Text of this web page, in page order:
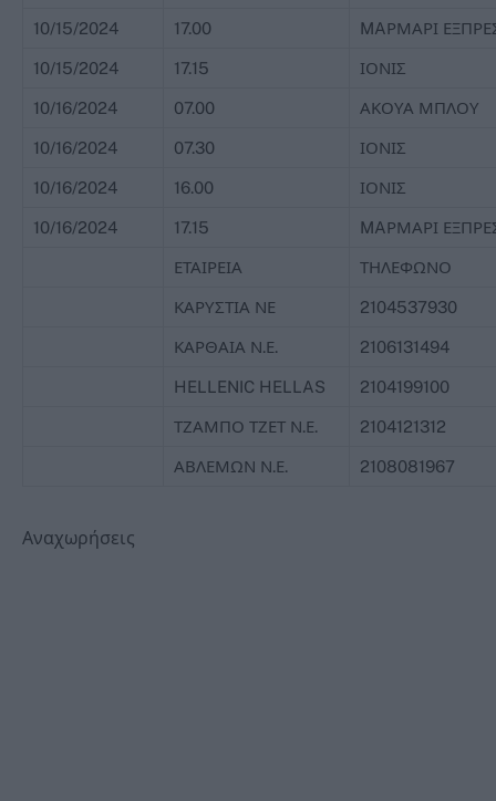
10/15/2024 17.00 MAΡΜΑΡΙ
10/15/2024 17.15 ΙΟΝΙΣ
10/16/2024 07.00 ΑΚΟΥΑ ΜΠΛΟΥ
10/16/2024 07.30 ΙΟΝΙΣ
10/16/2024 16.00 ΙΟΝΙΣ
10/16/2024 17.15 MAΡΜΑΡΙ
ΕΤΑΙΡΕΙΑ ΤΗΛΕΦΩΝΟ
ΚΑΡΥΣΤΙΑ ΝΕ 2104537930
ΚΑΡΘΑΙΑ Ν.Ε. 2106131494
HELLENIC HELLAS 2104199100
ΤΖΑΜΠΟ ΤΖΕΤ Ν.Ε. 2104121312
ΑΒΛΕΜΩΝ Ν.Ε. 2108081967
Αναχωρήσεις